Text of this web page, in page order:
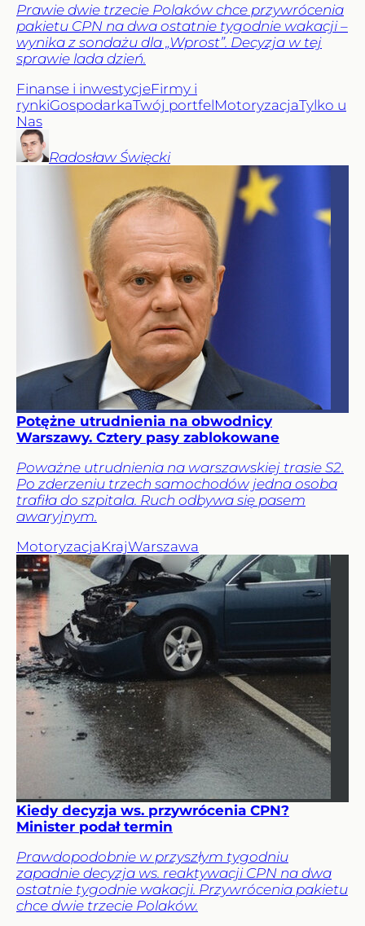
Prawie dwie trzecie Polaków chce przywrócenia
pakietu CPN na dwa ostatnie tygodnie wakacji –
wynika z sondażu dla „Wprost”. Decyzja w tej
sprawie lada dzień.
Finanse i inwestycjeFirmy i
rynkiGospodarkaTwój portfelMotoryzacjaTylko u
Nas
Radosław Święcki
Potężne utrudnienia na obwodnicy
Warszawy. Cztery pasy zablokowane
Poważne utrudnienia na warszawskiej trasie S2.
Po zderzeniu trzech samochodów jedna osoba
trafiła do szpitala. Ruch odbywa się pasem
awaryjnym.
MotoryzacjaKrajWarszawa
Kiedy decyzja ws. przywrócenia CPN?
Minister podał termin
Prawdopodobnie w przyszłym tygodniu
zapadnie decyzja ws. reaktywacji CPN na dwa
ostatnie tygodnie wakacji. Przywrócenia pakietu
chce dwie trzecie Polaków.